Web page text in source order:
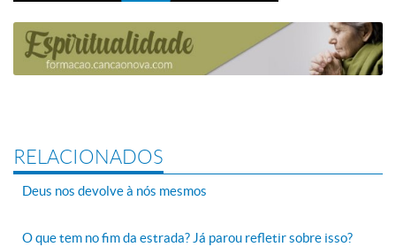
RELACIONADOS
Deus nos devolve à nós mesmos
O que tem no fim da estrada? Já parou refletir sobre isso?